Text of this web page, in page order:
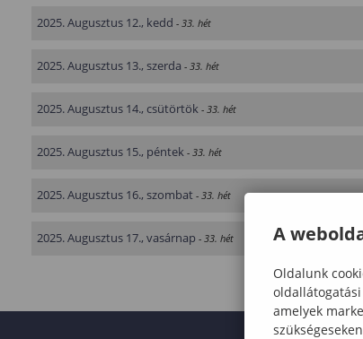
2025. Augusztus 12., kedd - 33. hét
2025. Augusztus 13., szerda - 33. hét
2025. Augusztus 14., csütörtök - 33. hét
2025. Augusztus 15., péntek - 33. hét
2025. Augusztus 16., szombat - 33. hét
2025. Augusztus 17., vasárnap - 33. hét A
Oldalunk
amelyek